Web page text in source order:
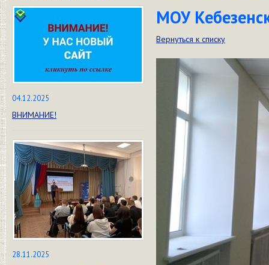
04.12.2025
ВНИМАНИЕ!
28.11.2025
МОУ
Вернуться к списку